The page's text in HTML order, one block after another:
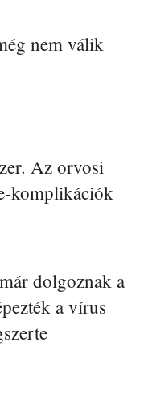
nem válik
Az orvosi
komplikációk
dolgoznak a
a vírus